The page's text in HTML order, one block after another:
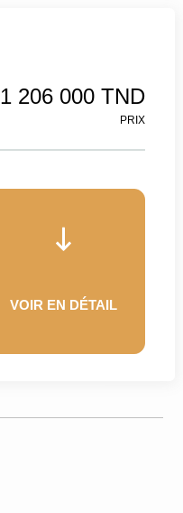
1 206 000 TND
PRIX
VOIR EN DÉTAIL